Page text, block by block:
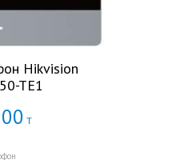
Hikvision
TE1
Т